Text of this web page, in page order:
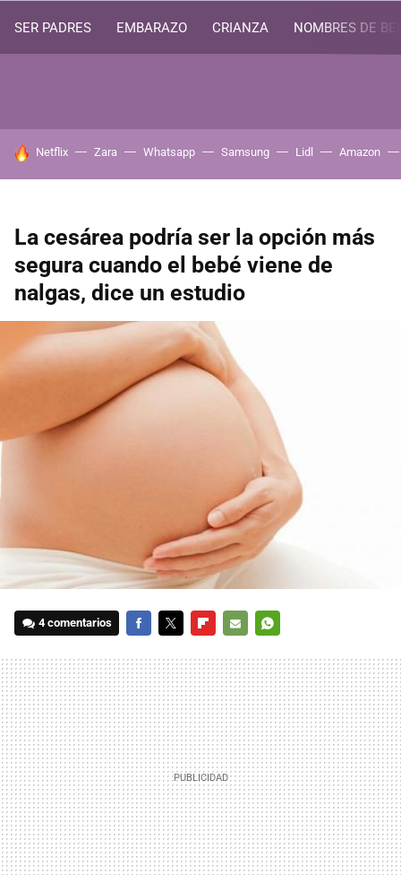
SER PADRES EMBARAZO CRIANZA NOMBRES DE
HOY SE HABLA DE
Netflix Zara Whatsapp Samsung Lidl Amazon
La cesárea podría ser la opción más
segura cuando el bebé viene de
nalgas, dice un estudio
4 comentarios
MAIL